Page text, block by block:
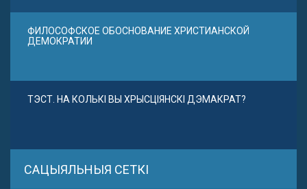
ФИЛОСОФСКОЕ ОБОСНОВАНИЕ ХРИСТИАНСКОЙ
ДЕМОКРАТИИ
ТЭСТ. НА КОЛЬКІ ВЫ ХРЫСЦІЯНСКІ ДЭМАКРАТ?
САЦЫЯЛЬНЫЯ СЕТКІ